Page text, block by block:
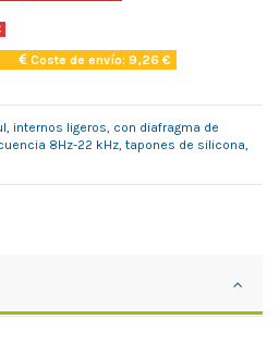
Coste de envío: 9,26 €
internos ligeros, con diafragma de
8Hz-22 kHz, tapones de silicona,